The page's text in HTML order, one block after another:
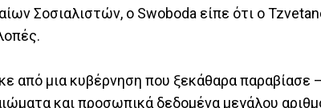
Σοσιαλιστών, ο Swoboda είπε ότι ο
από μια κυβέρνηση που ξεκάθαρα παραβίασε
και προσωπικά δεδομένα μεγάλου